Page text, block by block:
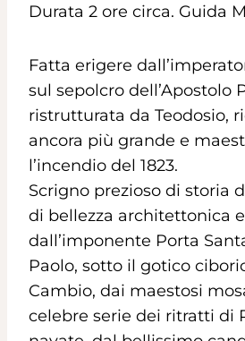
Durata 2 ore circa. Guida
Fatta erigere
sul sepolcro dell’Apostolo
ristrutturata da Teodosio,
ancora più grande e
l’incendio del 1823.
Scrigno prezioso di storia
di bellezza architettonica
dall’imponente Porta
Paolo, sotto il gotico c
Cambio, dai maestosi
celebre serie dei ritratti di